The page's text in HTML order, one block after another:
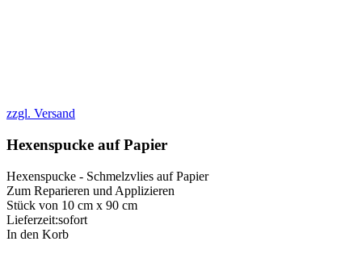
zzgl. Versand
Hexenspucke auf Papier
Hexenspucke - Schmelzvlies auf Papier
Zum Reparieren und Applizieren
Stück von 10 cm x 90 cm
Lieferzeit:sofort
In den Korb